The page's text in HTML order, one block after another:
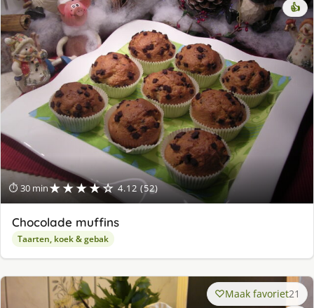
⏱ 30 min★★★★☆ 4.12 (52)
👍
Chocolade muffins
Taarten, koek & gebak
Maak favoriet21